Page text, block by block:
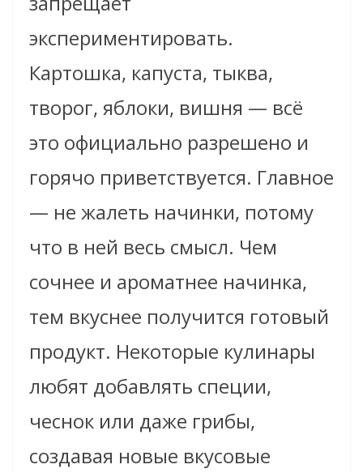
экспериментировать.
Картошка, капуста, тыква,
творог, яблоки, вишня — всё
это официально разрешено и
горячо приветствуется. Главное
— не жалеть начинки, потому
что в ней весь смысл. Чем
сочнее и ароматнее начинка,
тем вкуснее получится готовый
продукт. Некоторые кулинары
любят добавлять специи,
чеснок или даже грибы,
создавая новые вкусовые